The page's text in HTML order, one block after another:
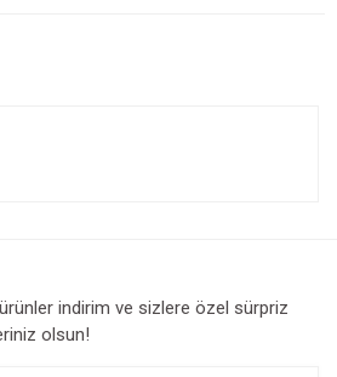
indirim ve sizlere özel sürpriz
olsun!